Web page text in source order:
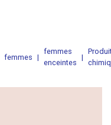
femmes |
femmes
enceintes
|